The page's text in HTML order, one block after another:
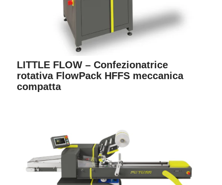
LITTLE FLOW – Confezionatrice
rotativa FlowPack HFFS meccanica
compatta